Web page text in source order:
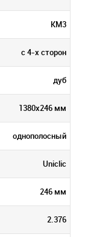
КМ3
с 4-х сторон
дуб
1380x246 мм
однополосный
Uniclic
246 мм
2.376